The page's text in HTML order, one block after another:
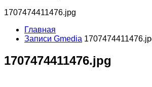
1707474411476.jpg
Главная
Записи Gmedia
1707474411476.jpg